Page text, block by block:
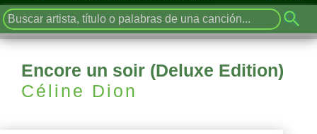
Encore un soir (Deluxe Edition)
Céline Dion